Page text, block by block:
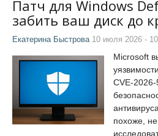
Патч для Windows
забить ваш диск до
Екатерина Быстрова10 июля 2026 -
Microsoft
CVE-
похоже,